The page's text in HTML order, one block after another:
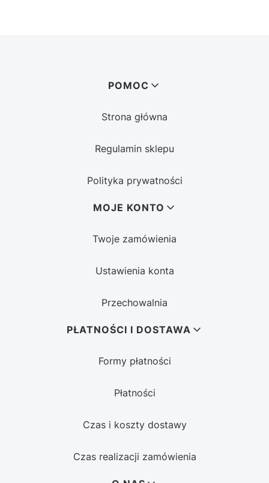
POMOC
Strona główna
Regulamin sklepu
Polityka prywatności
MOJE KONTO
Twoje zamówienia
Ustawienia konta
Przechowalnia
PŁATNOŚCI I DOSTAWA
Formy płatności
Płatności
Czas i koszty dostawy
Czas realizacji zamówienia